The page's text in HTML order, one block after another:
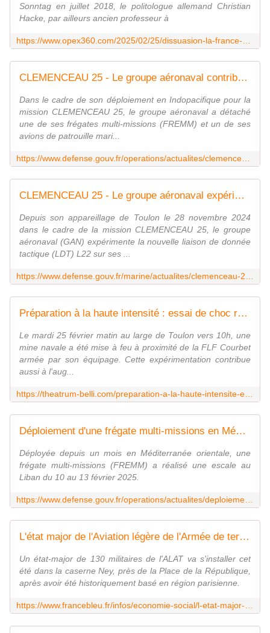
Sonntag en juillet 2018, le politologue allemand Christian
Hacke, par ailleurs ancien professeur à
CLEMENCEAU 25 - Le groupe aéronaval contribue à la mission Enforcement Coordination Cell (ECC)
Dans le cadre de son déploiement en Indopacifique pour la
mission CLEMENCEAU 25, le groupe aéronaval a détaché
une de ses frégates multi-missions (FREMM) et un de ses
avions de patrouille mari...
CLEMENCEAU 25 - Le groupe aéronaval expérimente la liaison de donnée tactique L22
Depuis son appareillage de Toulon le 28 novembre 2024
dans le cadre de la mission CLEMENCEAU 25, le groupe
aéronaval (GAN) expérimente la nouvelle liaison de donnée
tactique (LDT) L22 sur ses ...
Préparation à la haute intensité : essai de choc réussi pour la Marine nationale
Le mardi 25 février matin au large de Toulon vers 10h, une
mine navale a été mise à feu à proximité de la FLF Courbet
armée par son équipage. Cette expérimentation contribue
aussi à l'aug...
Déploiement d'une frégate multi-missions en Méditerranée orientale
Déployée depuis un mois en Méditerranée orientale, une
frégate multi-missions (FREMM) a réalisé une escale au
Liban du 10 au 13 février 2025.
L'état major de l'Aviation légère de l'Armée de terre (ALAT) va s'installer à Metz - ici
Un état-major de 130 militaires de l'ALAT va s'installer cet
été dans la caserne Ney, près de la Place de la République,
après avoir été historiquement basé en région parisienne.